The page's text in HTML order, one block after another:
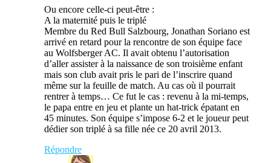
Ou encore celle-ci peut-être :
A la maternité puis le triplé
Membre du Red Bull Salzbourg, Jonathan Soriano est
arrivé en retard pour la rencontre de son équipe face
au Wolfsberger AC. Il avait obtenu l’autorisation
d’aller assister à la naissance de son troisième enfant
mais son club avait pris le pari de l’inscrire quand
même sur la feuille de match. Au cas où il pourrait
rentrer à temps… Ce fut le cas : revenu à la mi-temps,
le papa entre en jeu et plante un hat-trick épatant en
45 minutes. Son équipe s’impose 6-2 et le joueur peut
dédier son triplé à sa fille née ce 20 avril 2013.
Répondre